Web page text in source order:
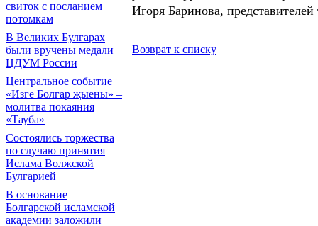
свиток с посланием
потомкам
В Великих Булгарах
были вручены медали
ЦДУМ России
Центральное событие
«Изге Болгар җыены» –
молитва покаяния
«Тауба»
Состоялись торжества
по случаю принятия
Ислама Волжской
Булгарией
В основание
Болгарской исламской
академии заложили
Игоря Баринова,
Возврат к списку